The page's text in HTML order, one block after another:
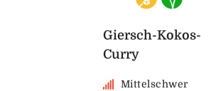
Giersch-Kokos-
Curry
Mittelschwer